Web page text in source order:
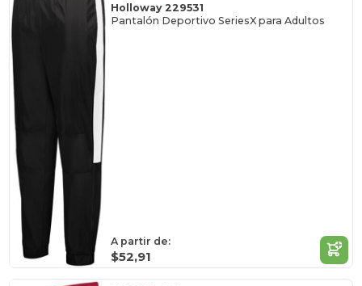
Holloway 229531
Pantalón Deportivo SeriesX para Adultos
A partir de:
$52,91